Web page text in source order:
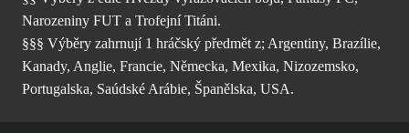
Narozeniny FUT a Trofejní Titáni.
§§§ Výběry zahrnují 1 hráčský předmět z; Argentiny, Brazílie,
Kanady, Anglie, Francie, Německa, Mexika, Nizozemsko,
Portugalska, Saúdské Arábie, Španělska, USA.